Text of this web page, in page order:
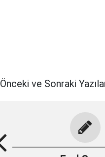
Önceki ve Sonraki